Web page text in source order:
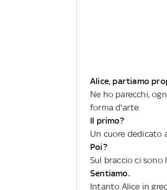
Alice, partiamo
Ne ho parecchi,
forma d'arte.
Il primo?
Un cuore dedicato
Poi?
Sul braccio ci sono
Sentiamo.
Intanto Alice in